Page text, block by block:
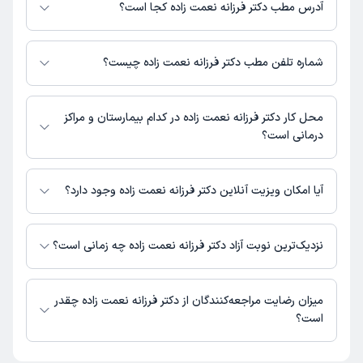
آدرس مطب دکتر فرزانه نعمت زاده کجا است؟
دکتر فرزانه نعمت زاده 1 مطب فعال دارند. آدرس مطب‌های دکتر فرزانه نعمت
زاده به شرح زیر است.
مرکز سرو طبقه اول
شماره تلفن مطب دکتر فرزانه نعمت زاده چیست؟
جاده ملارد : 09056844379
محل کار دکتر فرزانه نعمت زاده در کدام بیمارستان و مراکز
درمانی است؟
اطلاعاتی درباره محل فعالیت دکتر فرزانه نعمت زاده در مراکز درمانی در دسترس
نیست.
آیا امکان ویزیت آنلاین دکتر فرزانه نعمت زاده وجود دارد؟
در حال حاضر اطلاعاتی درباره ارائه ویزیت آنلاین توسط دکتر فرزانه نعمت زاده در
دسترس نیست. برای دریافت اطلاعات دقیق‌تر، لطفاً با مطب تماس بگیرید.
نزدیک‌ترین نوبت آزاد دکتر فرزانه نعمت زاده چه زمانی است؟
دکتر فرزانه نعمت زاده از روز شنبه 17 مرداد 1405 بیمار جدید می‌پذیرند.
میزان رضایت مراجعه‌کنندگان از دکتر فرزانه نعمت زاده چقدر
است؟